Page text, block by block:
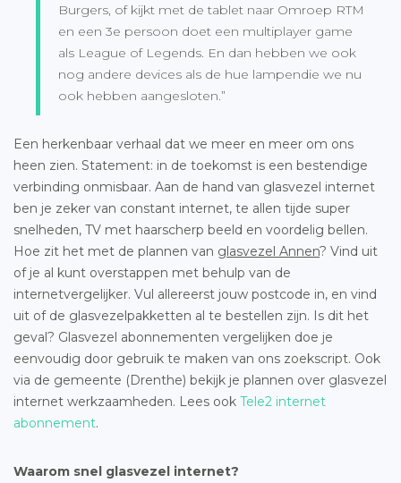
Burgers, of kijkt met de tablet naar Omroep RTM
en een 3e persoon doet een multiplayer game
als League of Legends. En dan hebben we ook
nog andere devices als de hue lampendie we nu
ook hebben aangesloten.”
Een herkenbaar verhaal dat we meer en meer om ons
heen zien. Statement: in de toekomst is een bestendige
verbinding onmisbaar. Aan de hand van glasvezel internet
ben je zeker van constant internet, te allen tijde super
snelheden, TV met haarscherp beeld en voordelig bellen.
Hoe zit het met de plannen van glasvezel Annen? Vind uit
of je al kunt overstappen met behulp van de
internetvergelijker. Vul allereerst jouw postcode in, en vind
uit of de glasvezelpakketten al te bestellen zijn. Is dit het
geval? Glasvezel abonnementen vergelijken doe je
eenvoudig door gebruik te maken van ons zoekscript. Ook
via de gemeente (Drenthe) bekijk je plannen over glasvezel
internet werkzaamheden. Lees ook Tele2 internet
abonnement.
Waarom snel glasvezel internet?